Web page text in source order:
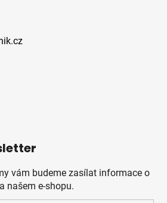
vám budeme zasílat informace o
našem e-shopu.